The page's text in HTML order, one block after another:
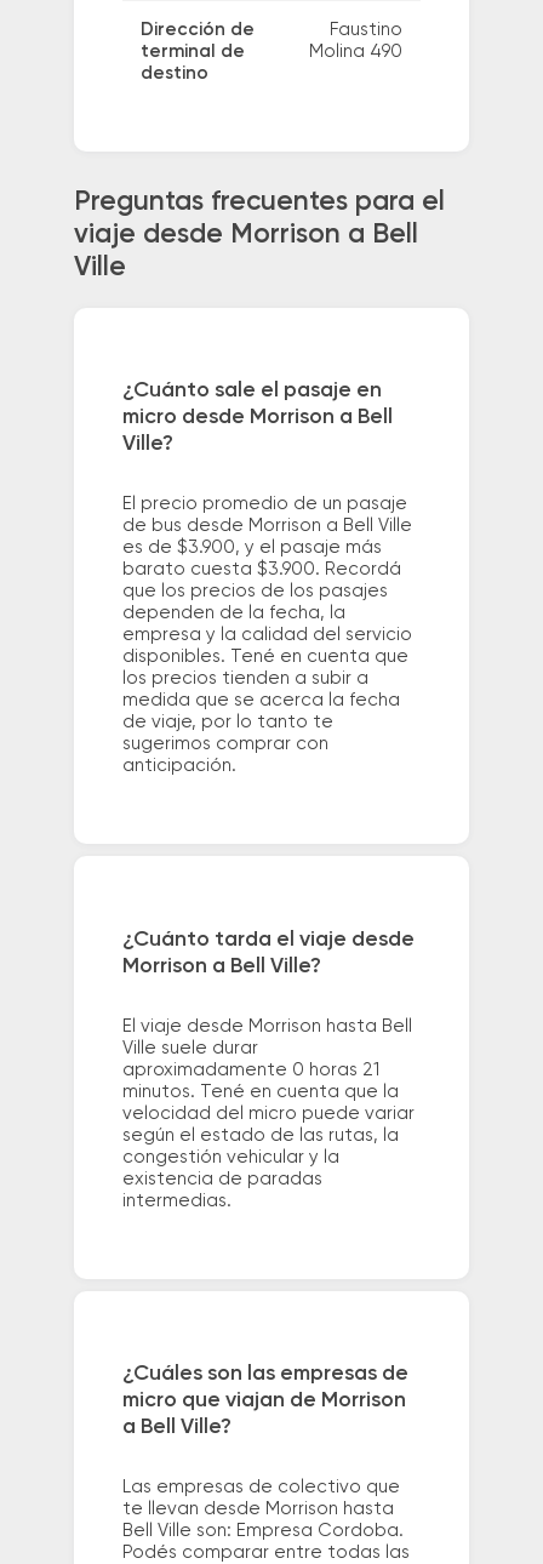
Dirección de
terminal de
destino
Faustino
Molina 490
Preguntas frecuentes para el
viaje desde Morrison a Bell
Ville
¿Cuánto sale el pasaje en
micro desde Morrison a Bell
Ville?
El precio promedio de un pasaje
de bus desde Morrison a Bell Ville
es de $3.900, y el pasaje más
barato cuesta $3.900. Recordá
que los precios de los pasajes
dependen de la fecha, la
empresa y la calidad del servicio
disponibles. Tené en cuenta que
los precios tienden a subir a
medida que se acerca la fecha
de viaje, por lo tanto te
sugerimos comprar con
anticipación.
¿Cuánto tarda el viaje desde
Morrison a Bell Ville?
El viaje desde Morrison hasta Bell
Ville suele durar
aproximadamente 0 horas 21
minutos. Tené en cuenta que la
velocidad del micro puede variar
según el estado de las rutas, la
congestión vehicular y la
existencia de paradas
intermedias.
¿Cuáles son las empresas de
micro que viajan de Morrison
a Bell Ville?
Las empresas de colectivo que
te llevan desde Morrison hasta
Bell Ville son: Empresa Cordoba.
Podés comparar entre todas las